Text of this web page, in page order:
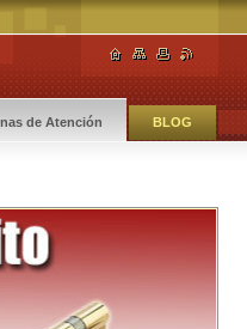
de Atención BLOG